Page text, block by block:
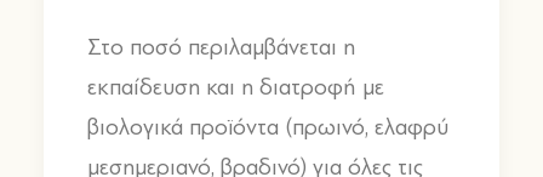
Στο ποσό περιλαμβάνεται η
εκπαίδευση και η διατροφή με
βιολογικά προϊόντα (πρωινό, ελαφρύ
μεσημεριανό, βραδινό) για όλες τις